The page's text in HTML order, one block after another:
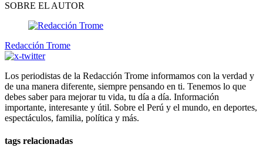
SOBRE EL AUTOR
Redacción Trome
Los periodistas de la Redacción Trome informamos con la verdad y
de una manera diferente, siempre pensando en ti. Tenemos lo que
debes saber para mejorar tu vida, tu día a día. Información
importante, interesante y útil. Sobre el Perú y el mundo, en deportes,
espectáculos, familia, política y más.
tags relacionadas